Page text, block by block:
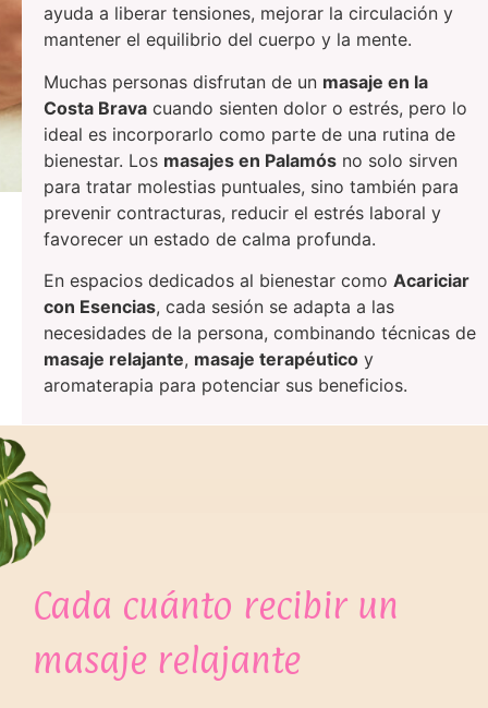
ayuda a liberar tensiones, mejorar la circulación y
mantener el equilibrio del cuerpo y la mente.
Muchas personas disfrutan de un masaje en la
Costa Brava cuando sienten dolor o estrés, pero lo
ideal es incorporarlo como parte de una rutina de
bienestar. Los masajes en Palamós no solo sirven
para tratar molestias puntuales, sino también para
prevenir contracturas, reducir el estrés laboral y
favorecer un estado de calma profunda.
En espacios dedicados al bienestar como Acariciar
con Esencias, cada sesión se adapta a las
necesidades de la persona, combinando técnicas de
masaje relajante, masaje terapéutico y
aromaterapia para potenciar sus beneficios.
Cada cuánto recibir un
masaje relajante